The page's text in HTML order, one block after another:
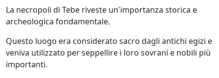
La necropoli di Tebe riveste un'importanza storica e
archeologica fondamentale.
Questo luogo era considerato sacro dagli antichi egizi e
veniva utilizzato per seppellire i loro sovrani e nobili più
importanti.